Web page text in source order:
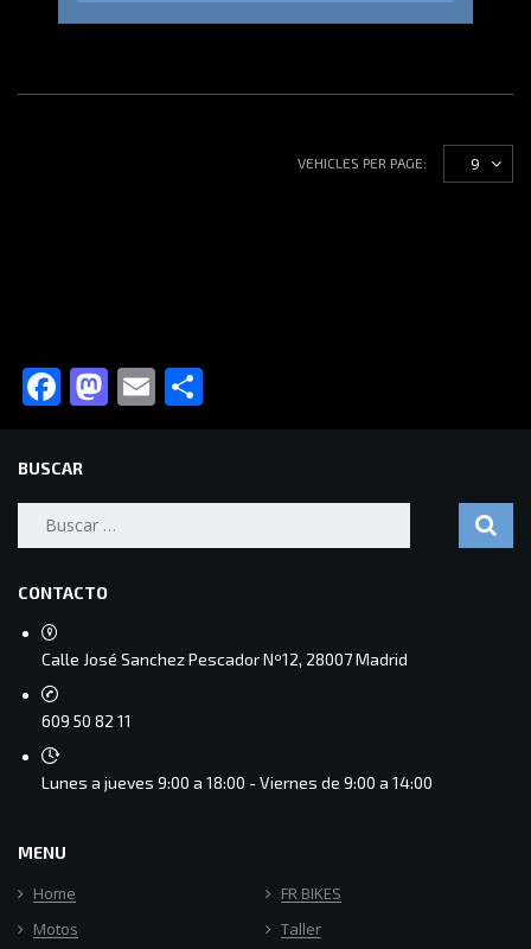
VEHICLES PER PAGE: 9
Facebook
Mastodon
Email
BUSCAR
Buscar:
CONTACTO
Calle José Sanchez Pescador Nº12, 28007 Madrid
609 50 82 11
Lunes a jueves 9:00 a 18:00 - Viernes de 9:00 a 14:00
MENU
Home
FR BIKES
Motos
Taller